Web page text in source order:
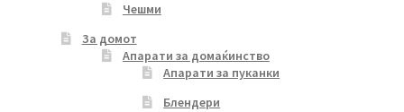
Чешми
За домот
Апарати за домаќинство
Апарати за пуканки
Блендери